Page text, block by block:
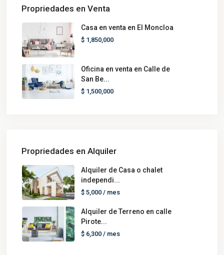
Propriedades en Venta
Casa en venta en El Moncloa
$ 1,850,000
Oficina en venta en Calle de
San Be...
$ 1,500,000
Propriedades en Alquiler
Alquiler de Casa o chalet
independi...
$ 5,000/ mes
Alquiler de Terreno en calle
Pirote...
$ 6,300/ mes